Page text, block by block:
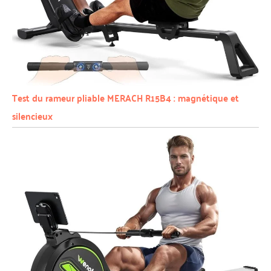
Test du rameur pliable MERACH R15B4 : magnétique et
silencieux